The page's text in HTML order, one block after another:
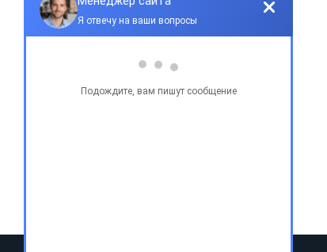
Купить бу автомобиль
Купить авто в Украине